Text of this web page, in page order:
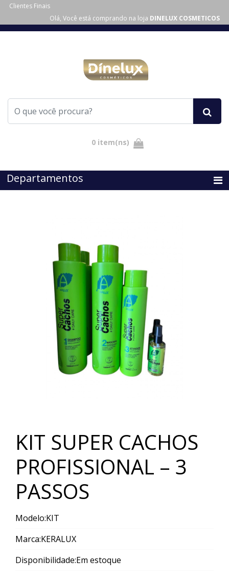
Clientes Finais
Olá, Você está comprando na loja DINELUX COSMETICOS
Departamentos
KIT SUPER CACHOS
PROFISSIONAL – 3
PASSOS
Modelo:KIT
Marca:KERALUX
Disponibilidade:Em estoque